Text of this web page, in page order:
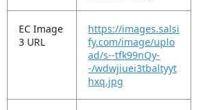
EC Image
3 URL
https://images.salsi
fy.com/image/uplo
ad/s--tfk99nQy-
-/wdwjiuei3tbaltyyt
hxq.jpg